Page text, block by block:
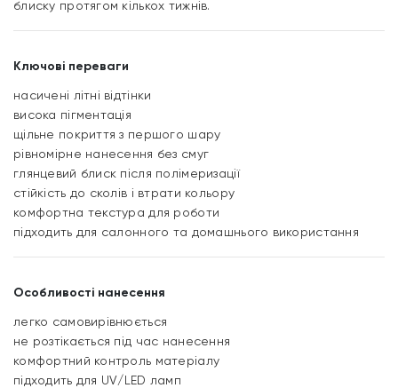
блиску протягом кількох тижнів.
Ключові переваги
насичені літні відтінки
висока пігментація
щільне покриття з першого шару
рівномірне нанесення без смуг
глянцевий блиск після полімеризації
стійкість до сколів і втрати кольору
комфортна текстура для роботи
підходить для салонного та домашнього використання
Особливості нанесення
легко самовирівнюється
не розтікається під час нанесення
комфортний контроль матеріалу
підходить для UV/LED ламп